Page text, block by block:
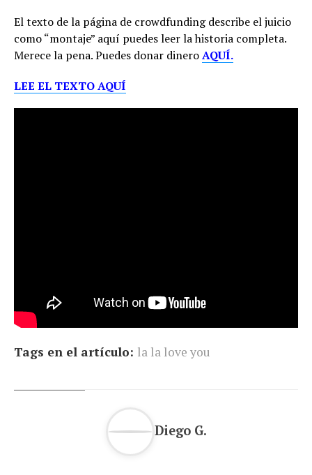
El texto de la página de crowdfunding describe el juicio
como “montaje” aquí puedes leer la historia completa.
Merece la pena. Puedes donar dineroAQUÍ.
LEE EL TEXTO AQUÍ
Tags en el artículo: la la love you
Diego G.